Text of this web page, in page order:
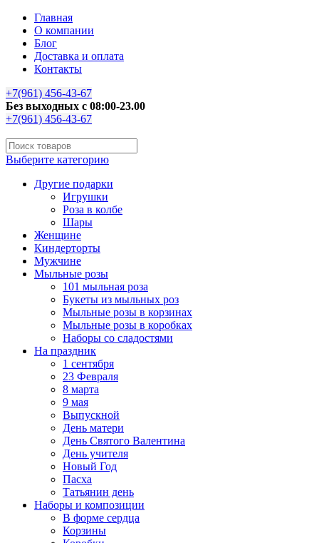
Главная
О компании
Блог
Доставка и оплата
Контакты
+7(961) 456-43-67
Без выходных с 08:00-23.00
+7(961) 456-43-67
Выберите категорию
Другие подарки
Игрушки
Роза в колбе
Шары
Женщине
Киндерторты
Мужчине
Мыльные розы
101 мыльная роза
Букеты из мыльных роз
Мыльные розы в корзинах
Мыльные розы в коробках
Наборы со сладостями
На праздник
1 сентября
23 Февраля
8 марта
9 мая
Выпускной
День матери
День Святого Валентина
День учителя
Новый Год
Пасха
Татьянин день
Наборы и композиции
В форме сердца
Корзины